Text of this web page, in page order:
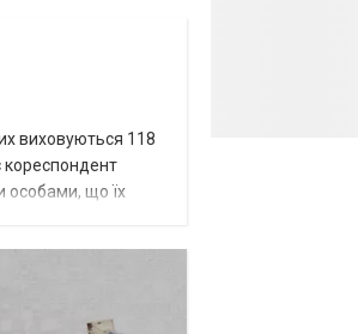
виховуються 118
кореспондент
особами, що їх